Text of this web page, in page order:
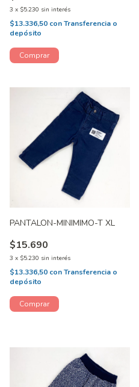
3 x $5.230 sin interés
$13.336,50 conTransferencia o
depósito
PANTALON-MINIMIMO-T XL
$15.690
3 x $5.230 sin interés
$13.336,50 conTransferencia o
depósito